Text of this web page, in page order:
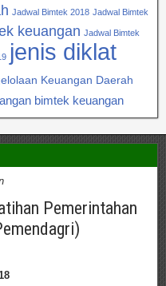
Jadwal Bimtek 2018 Jadwal Bimtek
keuangan Jadwal Bimtek
jenis diklat
Keuangan Daerah
bimtek keuangan
Pemerintahan